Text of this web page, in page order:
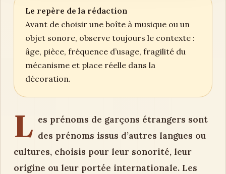
Le repère de la rédaction
Avant de choisir une boîte à musique ou un
objet sonore, observe toujours le contexte :
âge, pièce, fréquence d’usage, fragilité du
mécanisme et place réelle dans la
décoration.
L es prénoms de garçons étrangers sont
des prénoms issus d’autres langues ou
cultures, choisis pour leur sonorité, leur
origine ou leur portée internationale. Les